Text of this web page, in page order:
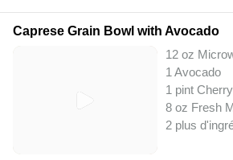
Caprese Grain Bowl with Avocado
12 oz
1 Avocado
1 pint
8 oz Fresh
2 plus